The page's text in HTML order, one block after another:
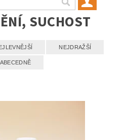
SUCHOST
NEJDRAŽŠÍ
ABECEDNĚ